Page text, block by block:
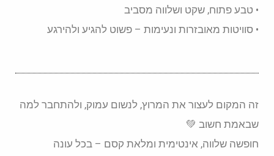
• טבע פתוח, שקט ושלווה מסביב
• סוויטות מאובזרות ונעימות – פשוט להגיע ולהירגע
זה המקום לעצור את המרוץ, לנשום עמוק, ולהתחבר למה
שבאמת חשוב 💚
חופשה שלווה, אינטימית ומלאת קסם – בכל עונה